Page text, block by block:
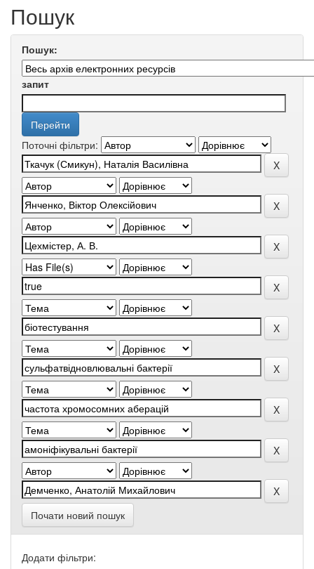
Пошук
Пошук:
запит
Поточні фільтри:
Почати новий пошук
Додати фільтри: